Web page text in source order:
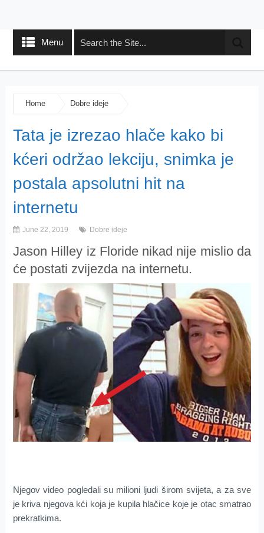
Menu
Home Dobre ideje
Tata je izrezao hlače kako bi
kćeri održao lekciju, snimka je
postala apsolutni hit na
internetu
June 22, 2019 Dobre ideje
Jason Hilley iz Floride nikad nije mislio da
će postati zvijezda na internetu.
Njegov video pogledali su milioni ljudi širom svijeta, a za sve
je kriva njegova kći koja je kupila hlačice koje je otac smatrao
prekratkima.